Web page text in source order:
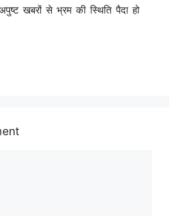
खबरों से भ्रम की स्थिति पैदा हो